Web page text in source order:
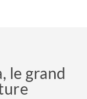
le grand